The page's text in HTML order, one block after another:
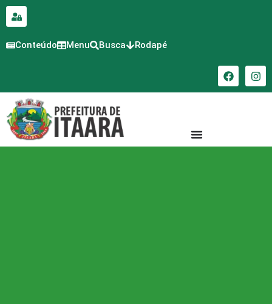
conteúdo
Conteúdo Menu Busca Rodapé